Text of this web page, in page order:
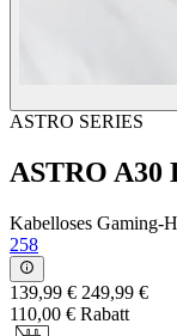
ASTRO SERIES
ASTRO A30
Kabelloses Gaming-
258
139,99 € 249,99 €
110,00 € Rabatt